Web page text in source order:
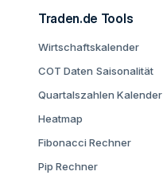
Traden.de Tools
Wirtschaftskalender
COT Daten Saisonalität
Quartalszahlen Kalender
Heatmap
Fibonacci Rechner
Pip Rechner